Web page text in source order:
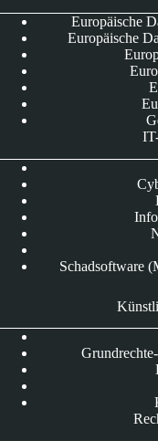
Europäische
Europäische
Schadsoftware